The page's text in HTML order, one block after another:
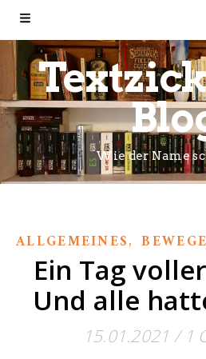
Wie der Name
ALLGEMEINES,
Ein Tag
Und alle
15.01.2021 / 1